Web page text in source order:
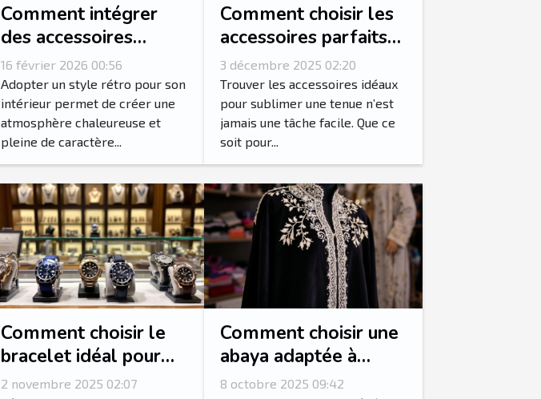
Comment intégrer
des accessoires
vintage pour un
intérieur rétro
authentique ?
16 février 2026 00:56
Adopter un style rétro pour son
intérieur permet de créer une
atmosphère chaleureuse et
pleine de caractère...
Comment choisir les
accessoires parfaits
pour votre style
vestimentaire ?
3 décembre 2025 02:20
Trouver les accessoires idéaux
pour sublimer une tenue n’est
jamais une tâche facile. Que ce
soit pour...
Comment choisir le
bracelet idéal pour
votre montre ?
2 novembre 2025 02:07
Comment choisir une
abaya adaptée à
chaque occasion ?
8 octobre 2025 09:42